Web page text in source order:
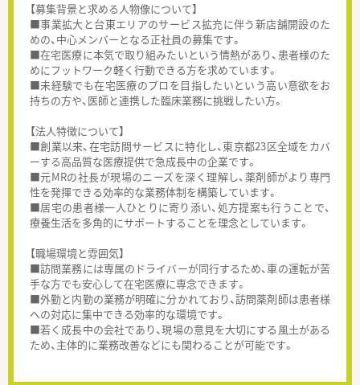
【募集背景と求める人物像について】
■事業拡大と台東エリアのサービス拡充に伴う新店舗開設のた
めの、中心メンバーとなる正社員の募集です。
■在宅医療に本気で取り組みたいという情熱があり、患者様のた
めにフットワーク軽く行動できる方を求めています。
■未経験でも在宅医療のプロを目指したいという高い意欲をお
持ちの方や、医師と連携した臨床業務に挑戦したい方。
【法人特徴について】
■創業以来、在宅訪問サービスに特化し、東京都23区全域をカバ
ーする高品質な医療提供で急成長中の企業です。
■元MRの社長が現場のニーズを深く理解し、薬剤師がより専門
性を発揮できる効率的な業務体制を構築しています。
■居宅の患者様一人ひとりに寄り添い、処方提案も行うことで、
療養生活を多角的にサポートすることを理念としています。
【職場環境と雰囲気】
■訪問業務には専属のドライバーが同行するため、車の運転が苦
手な方でも安心して在宅医療に専念できます。
■外勤と内勤の業務が明確に分かれており、訪問薬剤師は患者様
への対応に集中できる効率的な環境です。
■若く成長中の会社であり、現場の意見を大切にする風土がある
ため、主体的に業務改善などにも関わることが可能です。